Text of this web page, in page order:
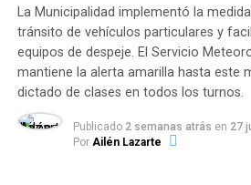
El estudio,que se publicó enThe
Journal y se presentó en la reunión
de Ciencias Planetarias de la
Estadounidense, ofrece una visión
asteroide de la que estaba
“Hemos visto meteoritos que son
La Municipalidad implementó la
tránsito de vehículos particulares y
equipos de despeje. El Servicio
mantiene la alerta amarilla hasta este
dictado de clases en todos los turnos.
Publicado 2 semanas atrás en 27
Por Ailén Lazarte